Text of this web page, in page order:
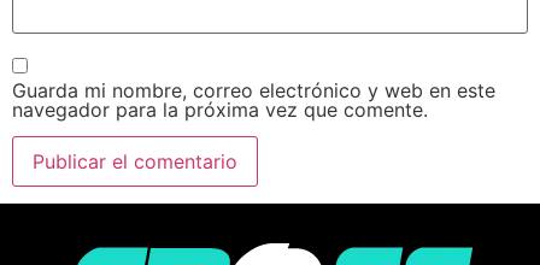
Guarda mi nombre, correo electrónico y web en este
navegador para la próxima vez que comente.